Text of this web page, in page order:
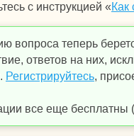
с инструкцией «Как
вопроса теперь
ответов на них,
Регистрируйтесь,
все еще бесплатны (